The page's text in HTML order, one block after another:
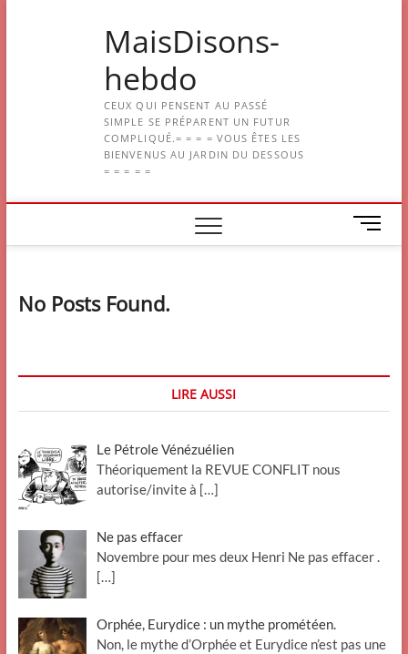
MaisDisons-
hebdo
CEUX QUI PENSENT AU PASSÉ
SIMPLE SE PRÉPARENT UN FUTUR
COMPLIQUÉ.= = = = VOUS ÊTES LES
BIENVENUS AU JARDIN DU DESSOUS
= = = = =
M
e
o
No Posts Found.
LIRE AUSSI
Le Pétrole Vénézuélien
Théoriquement la REVUE CONFLIT nous
autorise/invite à […]
Ne pas effacer
Novembre pour mes deux Henri Ne pas effacer .
[…]
Orphée, Eurydice : un mythe prométéen.
Non, le mythe d’Orphée et Eurydice n’est pas une